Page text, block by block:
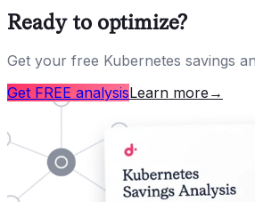
Ready to optimize?
Get your free Kubernetes savings
Get FREE analysisLearn more →